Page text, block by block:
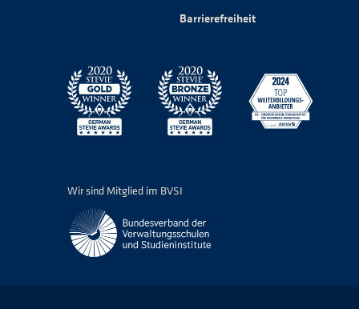
Barrierefreiheit
Wir sind Mitglied im BVSI